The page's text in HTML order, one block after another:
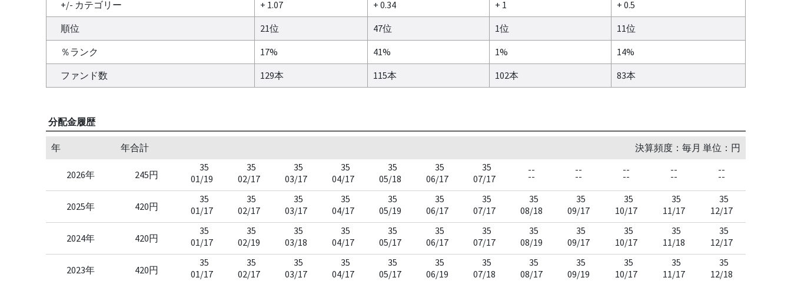
+/- カテゴリー
+ 1.07 + 0.34 + 1
+ 0.5
順位
21位 47位 1位
11位
％ランク
17% 41% 1%
14%
ファンド数
129本 115本 102本 83本
分配金履歴
年 年合計 決算頻度：毎月 単位：円
2026年 245円
35
01/19
35
02/17
35
03/17
35
04/17
35
05/18
35
06/17
35
07/17
--
--
--
--
--
--
--
--
--
--
2025年 420円
35
01/17
35
02/17
35
03/17
35
04/17
35
05/19
35
06/17
35
07/17
35
08/18
35
09/17
35
10/17
35
11/17
35
12/17
2024年 420円
35
01/17
35
02/19
35
03/18
35
04/17
35
05/17
35
06/17
35
07/17
35
08/19
35
09/17
35
10/17
35
11/18
35
12/17
2023年 420円
35
01/17
35
02/17
35
03/17
35
04/17
35
05/17
35
06/19
35
07/18
35
08/17
35
09/19
35
10/17
35
11/17
35
12/18